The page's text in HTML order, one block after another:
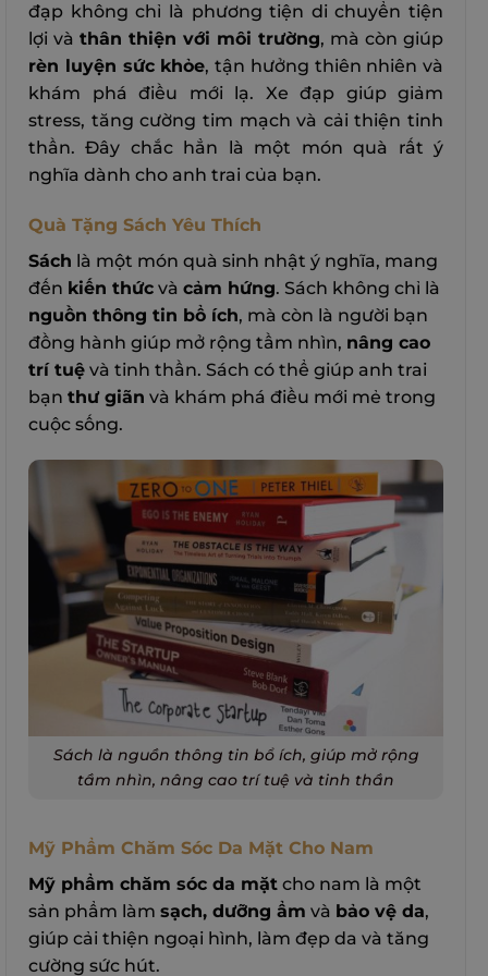
đạp không chỉ là phương tiện di chuyển tiện
lợi và thân thiện với môi trường, mà còn giúp
rèn luyện sức khỏe, tận hưởng thiên nhiên và
khám phá điều mới lạ. Xe đạp giúp giảm
stress, tăng cường tim mạch và cải thiện tinh
thần. Đây chắc hẳn là một món quà rất ý
nghĩa dành cho anh trai của bạn.
Quà Tặng Sách Yêu Thích
Sách là một món quà sinh nhật ý nghĩa, mang
đến kiến thức và cảm hứng. Sách không chỉ là
nguồn thông tin bổ ích, mà còn là người bạn
đồng hành giúp mở rộng tầm nhìn, nâng cao
trí tuệ và tinh thần. Sách có thể giúp anh trai
bạn thư giãn và khám phá điều mới mẻ trong
cuộc sống.
Sách là nguồn thông tin bổ ích, giúp mở rộng
tầm nhìn, nâng cao trí tuệ và tinh thần
Mỹ Phẩm Chăm Sóc Da Mặt Cho Nam
Mỹ phẩm chăm sóc da mặt cho nam là một
sản phẩm làm sạch, dưỡng ẩm và bảo vệ da,
giúp cải thiện ngoại hình, làm đẹp da và tăng
cường sức hút.